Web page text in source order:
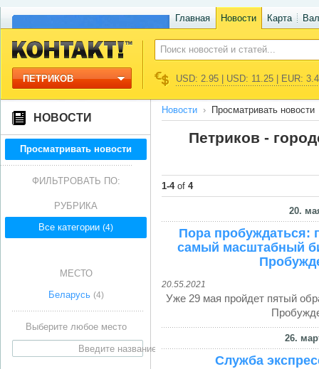
Главная Новости Карта
ПЕТРИКОВ USD: 2.95 | USD: 11.25 | EUR:
НОВОСТИ
Просматривать новости
ФИЛЬТРОВАТЬ ПО:
РУБРИКА
Все категории (4)
МЕСТО
Беларусь (4)
Выберите любое место
Новости Просматривать новости
Петриков -
1-4of 4
20.
Пора пробуждаться:
самый масштабный
20.55.2021
Уже 29 мая пройдет пятый
26.
Служба